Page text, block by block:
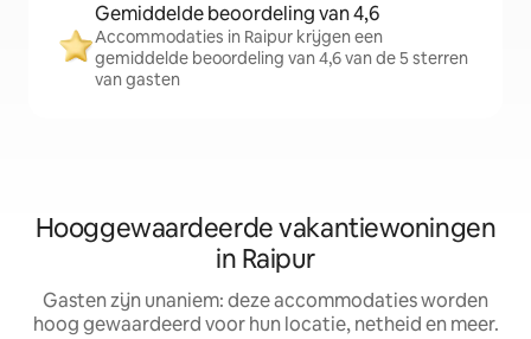
Gemiddelde beoordeling van 4,6
Accommodaties in Raipur krijgen een
gemiddelde beoordeling van 4,6 van de 5 sterren
van gasten
Hooggewaardeerde vakantiewoningen
in Raipur
Gasten zijn unaniem: deze accommodaties worden
hoog gewaardeerd voor hun locatie, netheid en meer.